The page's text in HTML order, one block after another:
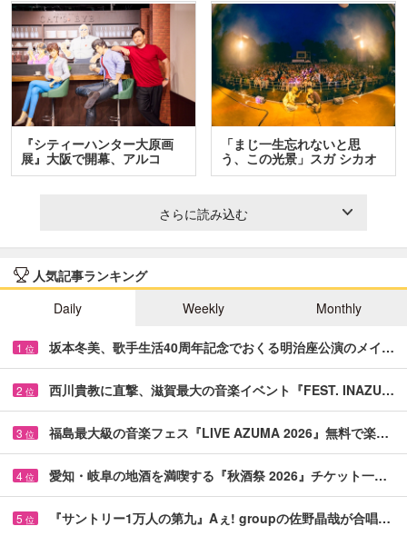
『シティーハンター大原画
展』大阪で開幕、アルコ
＆…
「まじ一生忘れないと思
う、この光景」スガ シカオ
と…
さらに読み込む
人気記事ランキング
Daily
Weekly Monthly
1 位 坂本冬美、歌手生活40周年記念でおくる明治座公演のメイ…
2 位 西川貴教に直撃、滋賀最大の音楽イベント『FEST. INAZU…
3 位 福島最大級の音楽フェス『LIVE AZUMA 2026』無料で楽…
4 位 愛知・岐阜の地酒を満喫する『秋酒祭 2026』チケット一…
5 位 『サントリー1万人の第九』Aぇ! groupの佐野晶哉が合唱…